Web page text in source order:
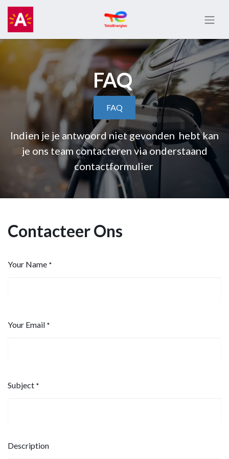
FAQ
FAQ
Indien je je antwoord niet gevonden hebt kan
je ons team contacteren via onderstaand
contactformulier
Contacteer Ons
Your Name *
Your Email *
Subject *
Description